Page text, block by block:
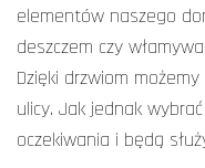
elementów naszego
deszczem czy
Dzięki drzwiom
ulicy. Jak jednak
oczekiwania i będą